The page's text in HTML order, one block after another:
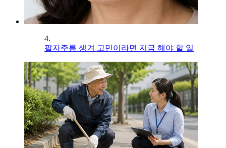
4.
팔자주름 생겨 고민이라면 지금 해야 할 일